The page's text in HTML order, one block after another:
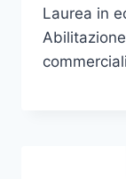
Laurea in